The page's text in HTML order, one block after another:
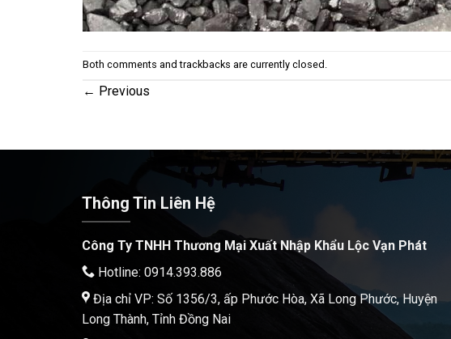
Both comments and trackbacks are currently closed.
← Previous
Thông Tin Liên Hệ
Công Ty TNHH Thương Mại Xuất Nhập Khẩu Lộc Vạn Phát
Hotline: 0914.393.886
Địa chỉ VP: Số 1356/3, ấp Phước Hòa, Xã Long Phước, Huyện
Long Thành, Tỉnh Đồng Nai